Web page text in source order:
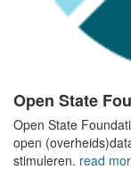
Open State
Open State
open
stimuleren. read